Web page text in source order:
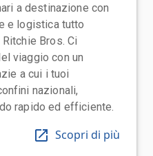
a destinazione con
e logistica tutto
Bros. Ci
viaggio con un
a cui i tuoi
nazionali,
rapido ed efficiente.
Scopri di più